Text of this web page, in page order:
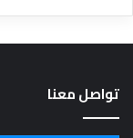
تواصل معنا